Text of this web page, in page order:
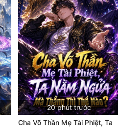
20 phút trước
Cha Võ Thần Mẹ Tài Phiệt, Ta